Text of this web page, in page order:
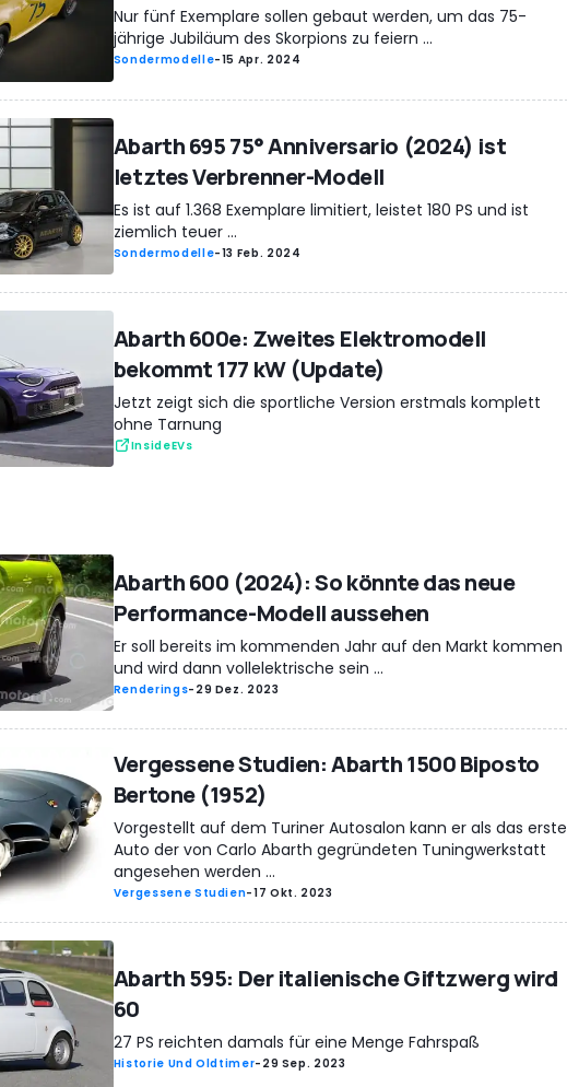
Nur fünf Exemplare sollen gebaut werden, um das 75-
jährige Jubiläum des Skorpions zu feiern ...
Sondermodelle-15 Apr. 2024
Abarth 695 75° Anniversario (2024) ist
letztes Verbrenner-Modell
Es ist auf 1.368 Exemplare limitiert, leistet 180 PS und ist
ziemlich teuer ...
Sondermodelle-13 Feb. 2024
Abarth 600e: Zweites Elektromodell
bekommt 177 kW (Update)
Jetzt zeigt sich die sportliche Version erstmals komplett
ohne Tarnung
InsideEVs
Abarth 600 (2024): So könnte das neue
Performance-Modell aussehen
Er soll bereits im kommenden Jahr auf den Markt kommen
und wird dann vollelektrische sein ...
Renderings- 29 Dez. 2023
Vergessene Studien: Abarth 1500 Biposto
Bertone (1952)
Vorgestellt auf dem Turiner Autosalon kann er als das erste
Auto der von Carlo Abarth gegründeten Tuningwerkstatt
angesehen werden ...
Vergessene Studien-17 Okt. 2023
Abarth 595: Der italienische Giftzwerg wird
60
27 PS reichten damals für eine Menge Fahrspaß
Historie Und Oldtimer- 29 Sep. 2023